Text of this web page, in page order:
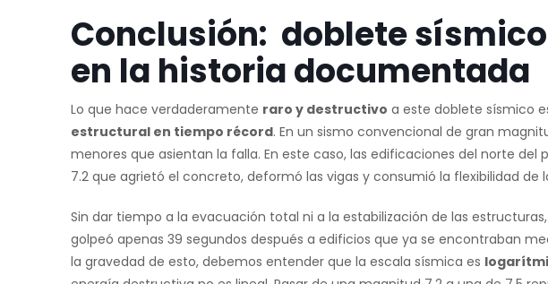
Conclusión: doblete
en la historia documentada
Lo que hace verdaderamente raro y destructivo a este doblete sísmico
estructural en tiempo récord. En un sismo convencional de gran
menores que asientan la falla. En este caso, las edificaciones del norte
7.2 que agrietó el concreto, deformó las vigas y consumió la flexibilidad de
Sin dar tiempo a la evacuación total ni a la estabilización de las
golpeó apenas 39 segundos después a edificios que ya se encontraban
la gravedad de esto, debemos entender que la escala sísmica es